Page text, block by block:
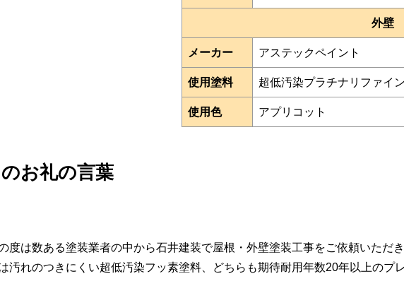
外壁
メーカー アステックペイント
使用塗料 超低汚染プラチナリファイ
使用色 アプリコット
お礼の言葉
は数ある塗装業者の中から石井建装で屋根・外壁塗装工事をご依頼いただ
汚れのつきにくい超低汚染フッ素塗料、どちらも期待耐用年数20年以上のプ